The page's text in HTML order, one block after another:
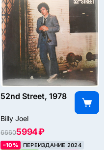
52nd Street, 1978
Billy Joel
66605994 ₽
–10%
ПЕРЕИЗДАНИЕ 2024